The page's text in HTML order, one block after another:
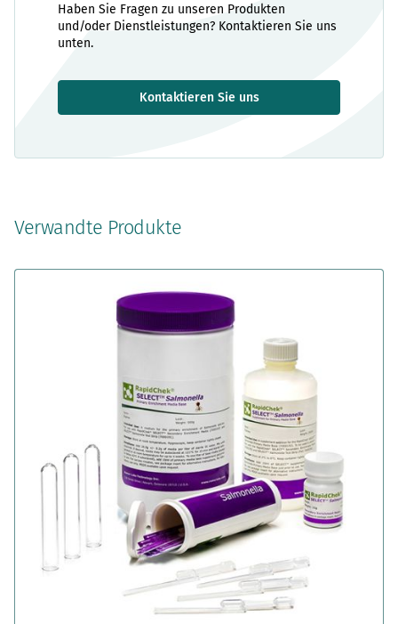
Haben Sie Fragen zu unseren Produkten
und/oder Dienstleistungen? Kontaktieren Sie uns
unten.
Kontaktieren Sie uns
Verwandte Produkte